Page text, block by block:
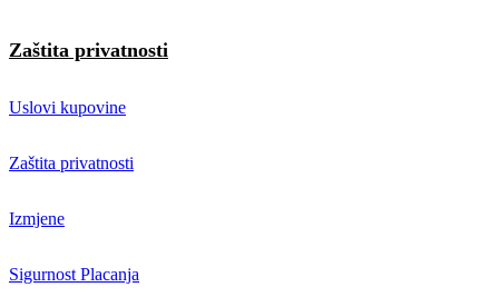
Zaštita privatnosti
Uslovi kupovine
Zaštita privatnosti
Izmjene
Sigurnost Placanja